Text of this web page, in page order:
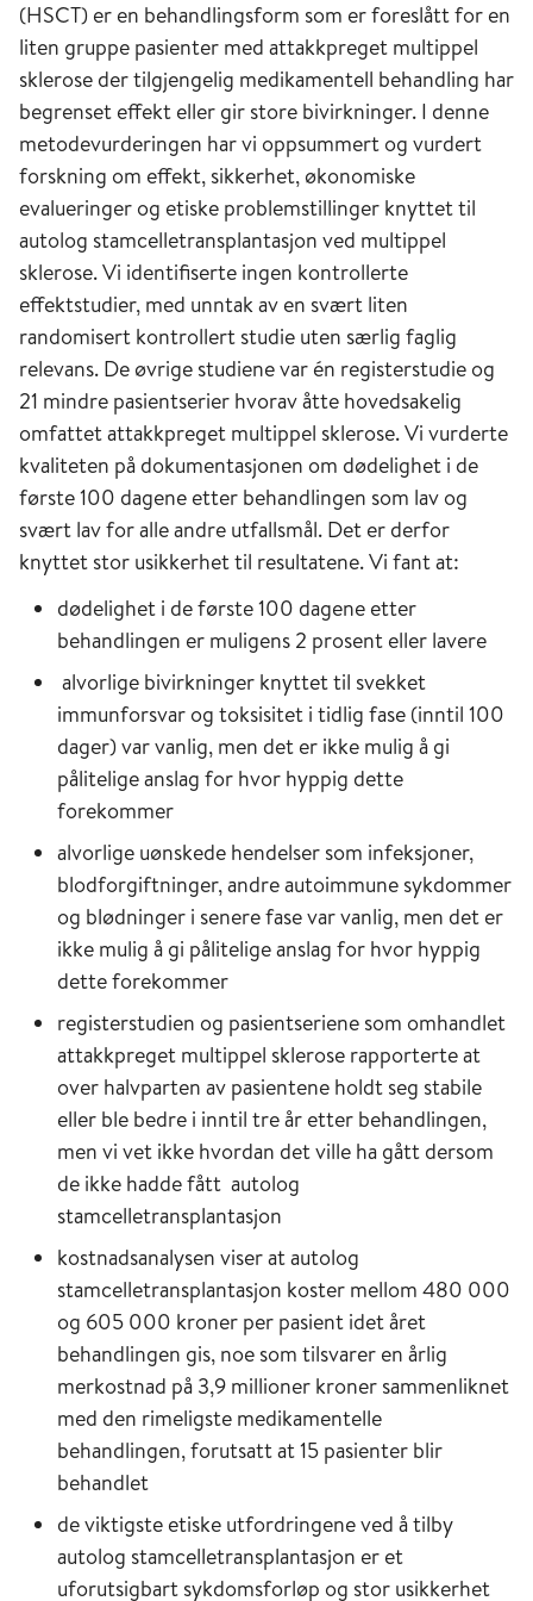
(HSCT) er en behandlingsform som er foreslått for en
liten gruppe pasienter med attakkpreget multippel
sklerose der tilgjengelig medikamentell behandling har
begrenset effekt eller gir store bivirkninger. I denne
metodevurderingen har vi oppsummert og vurdert
forskning om effekt, sikkerhet, økonomiske
evalueringer og etiske problemstillinger knyttet til
autolog stamcelletransplantasjon ved multippel
sklerose. Vi identifiserte ingen kontrollerte
effektstudier, med unntak av en svært liten
randomisert kontrollert studie uten særlig faglig
relevans. De øvrige studiene var én registerstudie og
21 mindre pasientserier hvorav åtte hovedsakelig
omfattet attakkpreget multippel sklerose. Vi vurderte
kvaliteten på dokumentasjonen om dødelighet i de
første 100 dagene etter behandlingen som lav og
svært lav for alle andre utfallsmål. Det er derfor
knyttet stor usikkerhet til resultatene. Vi fant at:
dødelighet i de første 100 dagene etter
behandlingen er muligens 2 prosent eller lavere
alvorlige bivirkninger knyttet til svekket
immunforsvar og toksisitet i tidlig fase (inntil 100
dager) var vanlig, men det er ikke mulig å gi
pålitelige anslag for hvor hyppig dette
forekommer
alvorlige uønskede hendelser som infeksjoner,
blodforgiftninger, andre autoimmune sykdommer
og blødninger i senere fase var vanlig, men det er
ikke mulig å gi pålitelige anslag for hvor hyppig
dette forekommer
registerstudien og pasientseriene som omhandlet
attakkpreget multippel sklerose rapporterte at
over halvparten av pasientene holdt seg stabile
eller ble bedre i inntil tre år etter behandlingen,
men vi vet ikke hvordan det ville ha gått dersom
de ikke hadde fått autolog
stamcelletransplantasjon
kostnadsanalysen viser at autolog
stamcelletransplantasjon koster mellom 480 000
og 605 000 kroner per pasient idet året
behandlingen gis, noe som tilsvarer en årlig
merkostnad på 3,9 millioner kroner sammenliknet
med den rimeligste medikamentelle
behandlingen, forutsatt at 15 pasienter blir
behandlet
de viktigste etiske utfordringene ved å tilby
autolog stamcelletransplantasjon er et
uforutsigbart sykdomsforløp og stor usikkerhet